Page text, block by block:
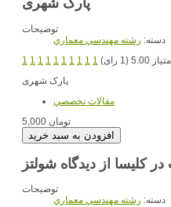
توضیحات
دسته: رشته مهندسي معماري
1 1 1 1 1 1 1 1 1 1
5.00 (1 رای)
پارک شهری
مقالات تخصصي
5,000 تومان
کلیسا از دیدگاه شولتز
توضیحات
دسته: رشته مهندسي معماري